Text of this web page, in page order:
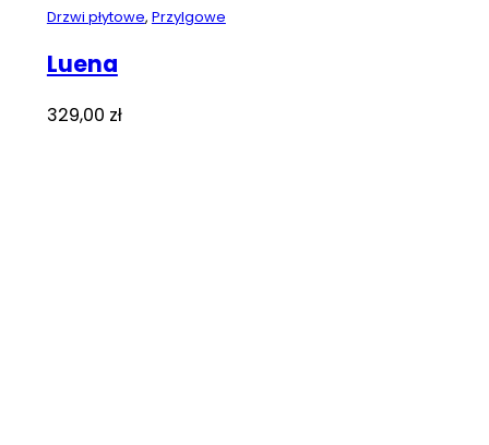
Drzwi płytowe, Przylgowe
Luena
329,00 zł